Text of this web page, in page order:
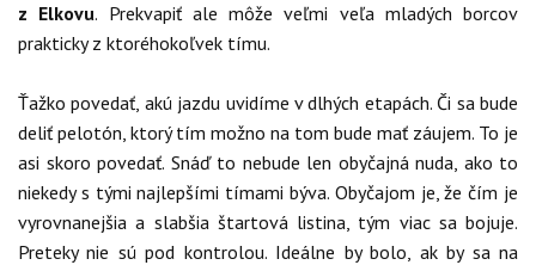
z Elkovu. Prekvapiť ale môže veľmi veľa mladých borcov
prakticky z ktoréhokoľvek tímu.
Ťažko povedať, akú jazdu uvidíme v dlhých etapách. Či sa bude
deliť pelotón, ktorý tím možno na tom bude mať záujem. To je
asi skoro povedať. Snáď to nebude len obyčajná nuda, ako to
niekedy s tými najlepšími tímami býva. Obyčajom je, že čím je
vyrovnanejšia a slabšia štartová listina, tým viac sa bojuje.
Preteky nie sú pod kontrolou. Ideálne by bolo, ak by sa na